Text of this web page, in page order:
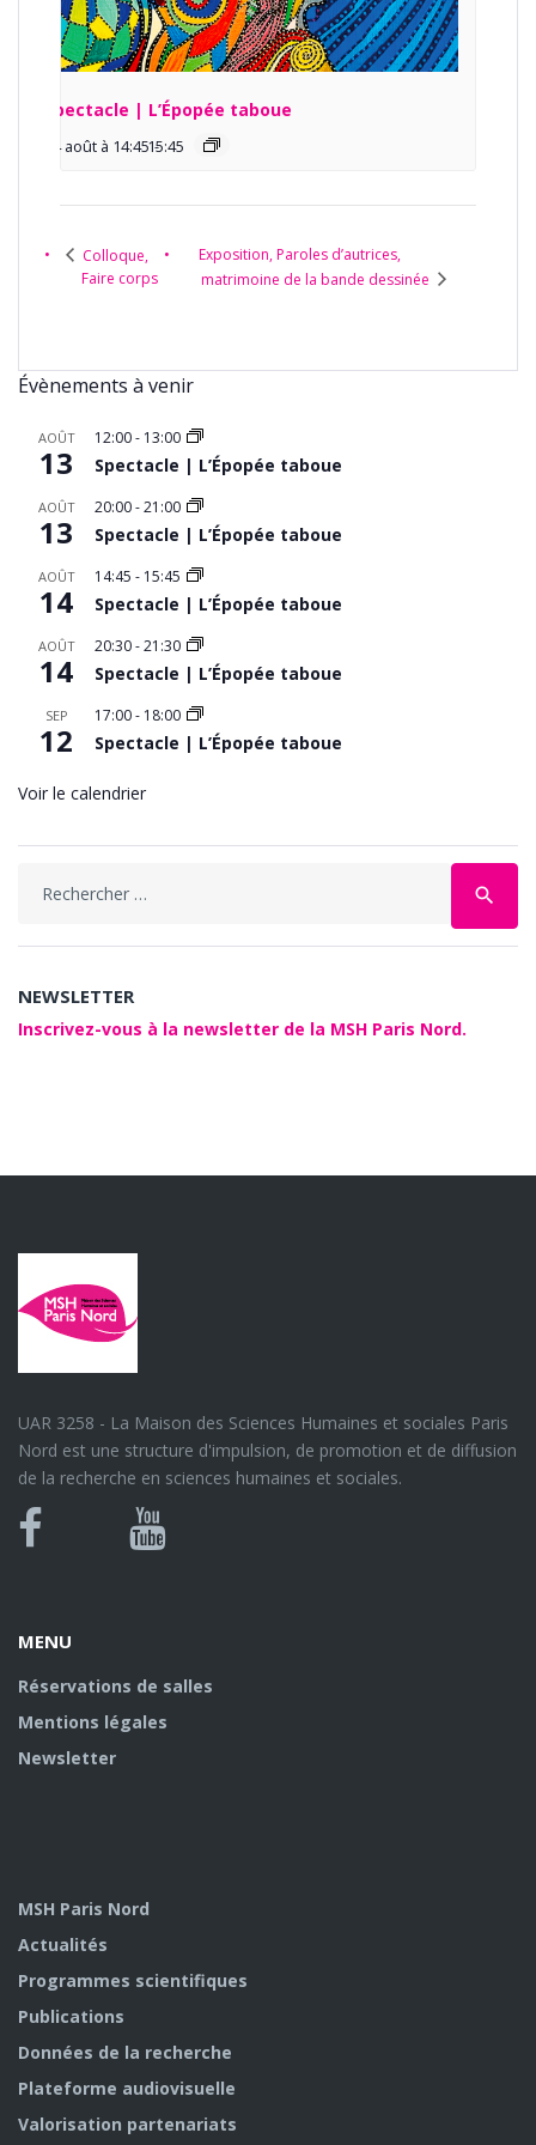
Spectacle | L’Épopée taboue
14 août à 14:45 -
15:45
Colloque,
Faire corps
Exposition, Paroles d’autrices,
matrimoine de la bande dessinée
Évènements à venir
AOÛT
13
12:00- 13:00
Spectacle | L’Épopée taboue
AOÛT
13
20:00-21:00
Spectacle | L’Épopée taboue
AOÛT
14
14:45 - 15:45
Spectacle | L’Épopée taboue
AOÛT
14
20:30-21:30
Spectacle | L’Épopée taboue
SEP
12
17:00- 18:00
Spectacle | L’Épopée taboue
Voir le calendrier
search
NEWSLETTER
Inscrivez-vous à la newsletter de la MSH Paris Nord.
UAR 3258 - La Maison des Sciences Humaines et sociales Paris
Nord est une structure d'impulsion, de promotion et de diffusion
de la recherche en sciences humaines et sociales.
Bluesky
Canal
MENU
Réservations de salles
Mentions légales
Newsletter
MSH Paris Nord
Actualités
Programmes scientifiques
Publications
Données de la recherche
Plateforme audiovisuelle
Valorisation partenariats